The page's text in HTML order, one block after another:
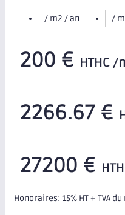
/ m2 / an /
200 € HTHC /
2266.67 €
27200 €
Honoraires: 15% HT + TVA